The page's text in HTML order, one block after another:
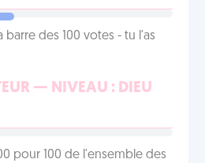
barre des 100 votes - tu l'as
— NIVEAU : DIEU
pour 100 de l'ensemble des